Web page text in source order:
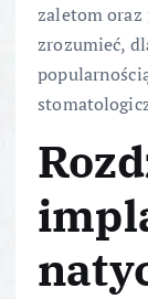
zaletom oraz
zrozumieć,